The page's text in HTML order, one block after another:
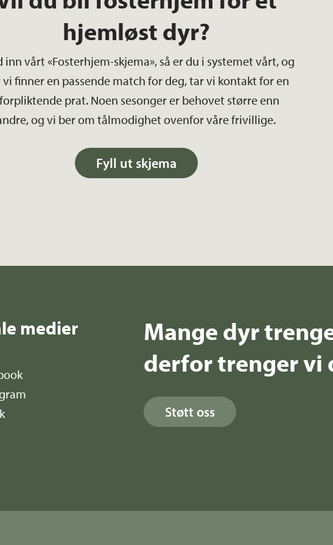
hjemløst dyr?
inn vårt «Fosterhjem-skjema», så er du i systemet vårt, og
vi finner en passende match for deg, tar vi kontakt for en
prat. Noen sesonger er behovet større enn
og vi ber om tålmodighet ovenfor våre frivillige.
Fyll ut skjema
medier
Mange dyr
derfor trenger vi
Støtt oss